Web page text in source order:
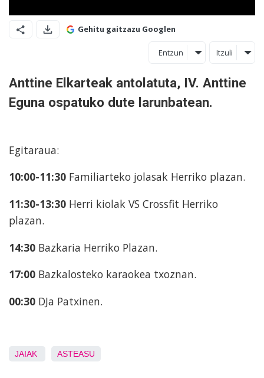
Gehitu gaitzazu Googlen
Entzun Itzuli
Anttine Elkarteak antolatuta, IV. Anttine
Eguna ospatuko dute larunbatean.
Egitaraua:
10:00-11:30 Familiarteko jolasak Herriko plazan.
11:30-13:30 Herri kiolak VS Crossfit Herriko
plazan.
14:30 Bazkaria Herriko Plazan.
17:00 Bazkalosteko karaokea txoznan.
00:30 DJa Patxinen.
JAIAK ASTEASU